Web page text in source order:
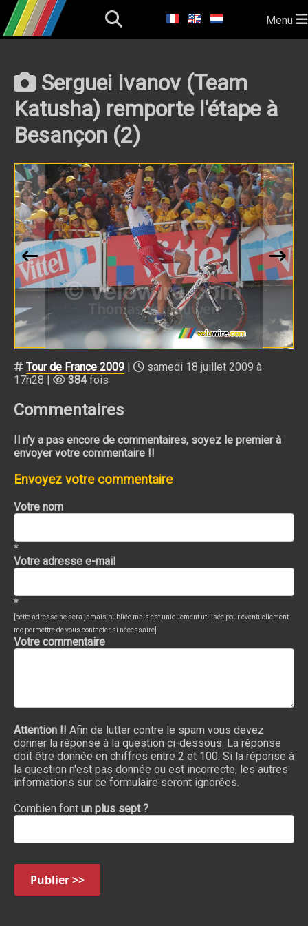
Menu
Serguei Ivanov (Team
Katusha) remporte l'étape à
Besançon (2)
Tour de France 2009 |
samedi 18 juillet 2009 à
17h28 |
384fois
Commentaires
Il n'y a pas encore de commentaires, soyez le premier à
envoyer votre commentaire !!
Envoyez votre commentaire
Votre nom
*
Votre adresse e-mail
*
[cette adresse ne sera jamais publiée mais est uniquement utilisée pour éventuellement
me permettre de vous contacter si nécessaire]
Votre commentaire
Attention !! Afin de lutter contre le spam vous devez
donner la réponse à la question ci-dessous. La réponse
doit être donnée en chiffres entre 2 et 100. Si la réponse à
la question n'est pas donnée ou est incorrecte, les autres
informations sur ce formulaire seront ignorées.
Combien font un plus sept ?
Publier >>